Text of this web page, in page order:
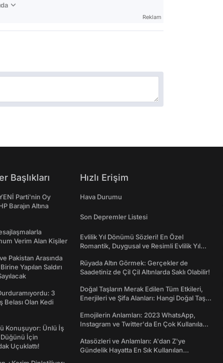
Reklam
Başlıkları
Parti'nin Oy
Barajın Altına
Verim Alan Kişiler
Pakistan Arasında
Yapılan Saldırı
3
Belası Olan Kedi
Konuşuyor: Ünlü İş
Düğünü İçin
Uçuklattı!
Hızlı Erişim
Hava Durumu
Son Depremler Listesi
Evlilik Yıl Dönümü Sözleri! En Özel
Romantik, Duygusal ve Resimli Evlilik Yıl
Rüyada Altın Görmek: Gerçekler de
Saadetiniz de Çil Çil Altınlarda Saklı Olabilir!
Doğal Taşların Merak Edilen Tüm Etkileri,
Enerjileri ve Şifa Alanları: Hangi Doğal Taş
Emojilerin Anlamları: 2023 WhatsApp,
Instagram ve Twitter'da En Çok Kullanılan
Atasözleri ve Anlamları: A'dan Z'ye
Gündelik Hayatta En Sık Kullanılan